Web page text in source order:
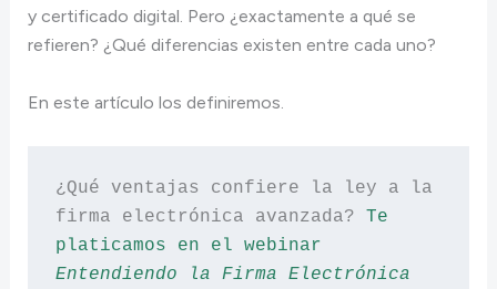
y certificado digital. Pero ¿exactamente a qué se
refieren? ¿Qué diferencias existen entre cada uno?
En este artículo los definiremos.
¿Qué ventajas confiere la ley a la
firma electrónica avanzada? Te
Entendiendo la Firma Electrónica